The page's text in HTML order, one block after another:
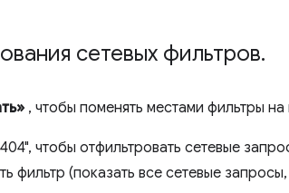
сетевых фильтров.
, чтобы поменять местами фильтры
чтобы отфильтровать сетевые
фильтр (показать все сетевые